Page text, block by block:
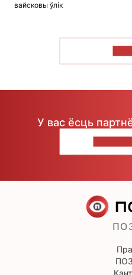
вайсковы ўлік
У вас ёсць